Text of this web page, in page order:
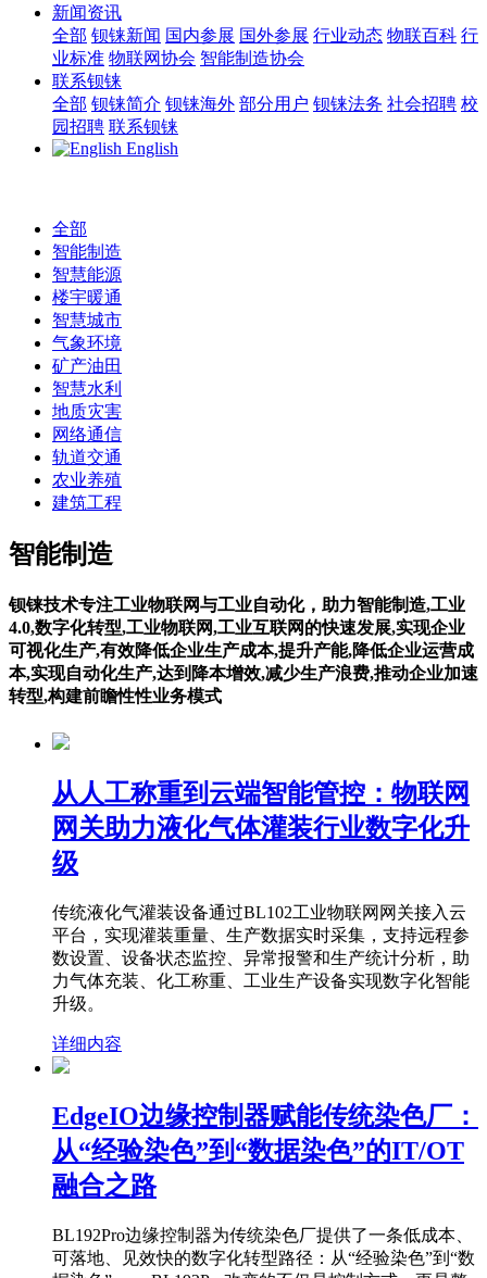
新闻资讯
全部 钡铼新闻 国内参展 国外参展 行业动态 物联百科 行
业标准 物联网协会 智能制造协会
联系钡铼
全部 钡铼简介 钡铼海外 部分用户 钡铼法务 社会招聘 校
园招聘 联系钡铼
English
全部
智能制造
智慧能源
楼宇暖通
智慧城市
气象环境
矿产油田
智慧水利
地质灾害
网络通信
轨道交通
农业养殖
建筑工程
智能制造
钡铼技术专注工业物联网与工业自动化，助力智能制造,工业
4.0,数字化转型,工业物联网,工业互联网的快速发展,实现企业
可视化生产,有效降低企业生产成本,提升产能,降低企业运营成
本,实现自动化生产,达到降本增效,减少生产浪费,推动企业加速
转型,构建前瞻性性业务模式
从人工称重到云端智能管控：物联网
网关助力液化气体灌装行业数字化升
级
传统液化气灌装设备通过BL102工业物联网网关接入云
平台，实现灌装重量、生产数据实时采集，支持远程参
数设置、设备状态监控、异常报警和生产统计分析，助
力气体充装、化工称重、工业生产设备实现数字化智能
升级。
详细内容
EdgeIO边缘控制器赋能传统染色厂：
从“经验染色”到“数据染色”的IT/OT
融合之路
BL192Pro边缘控制器为传统染色厂提供了一条低成本、
可落地、见效快的数字化转型路径：从“经验染色”到“数